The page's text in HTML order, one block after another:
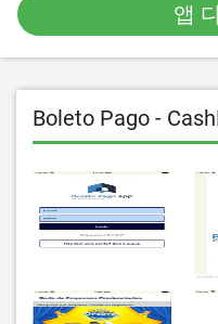
앱
Boleto Pago -